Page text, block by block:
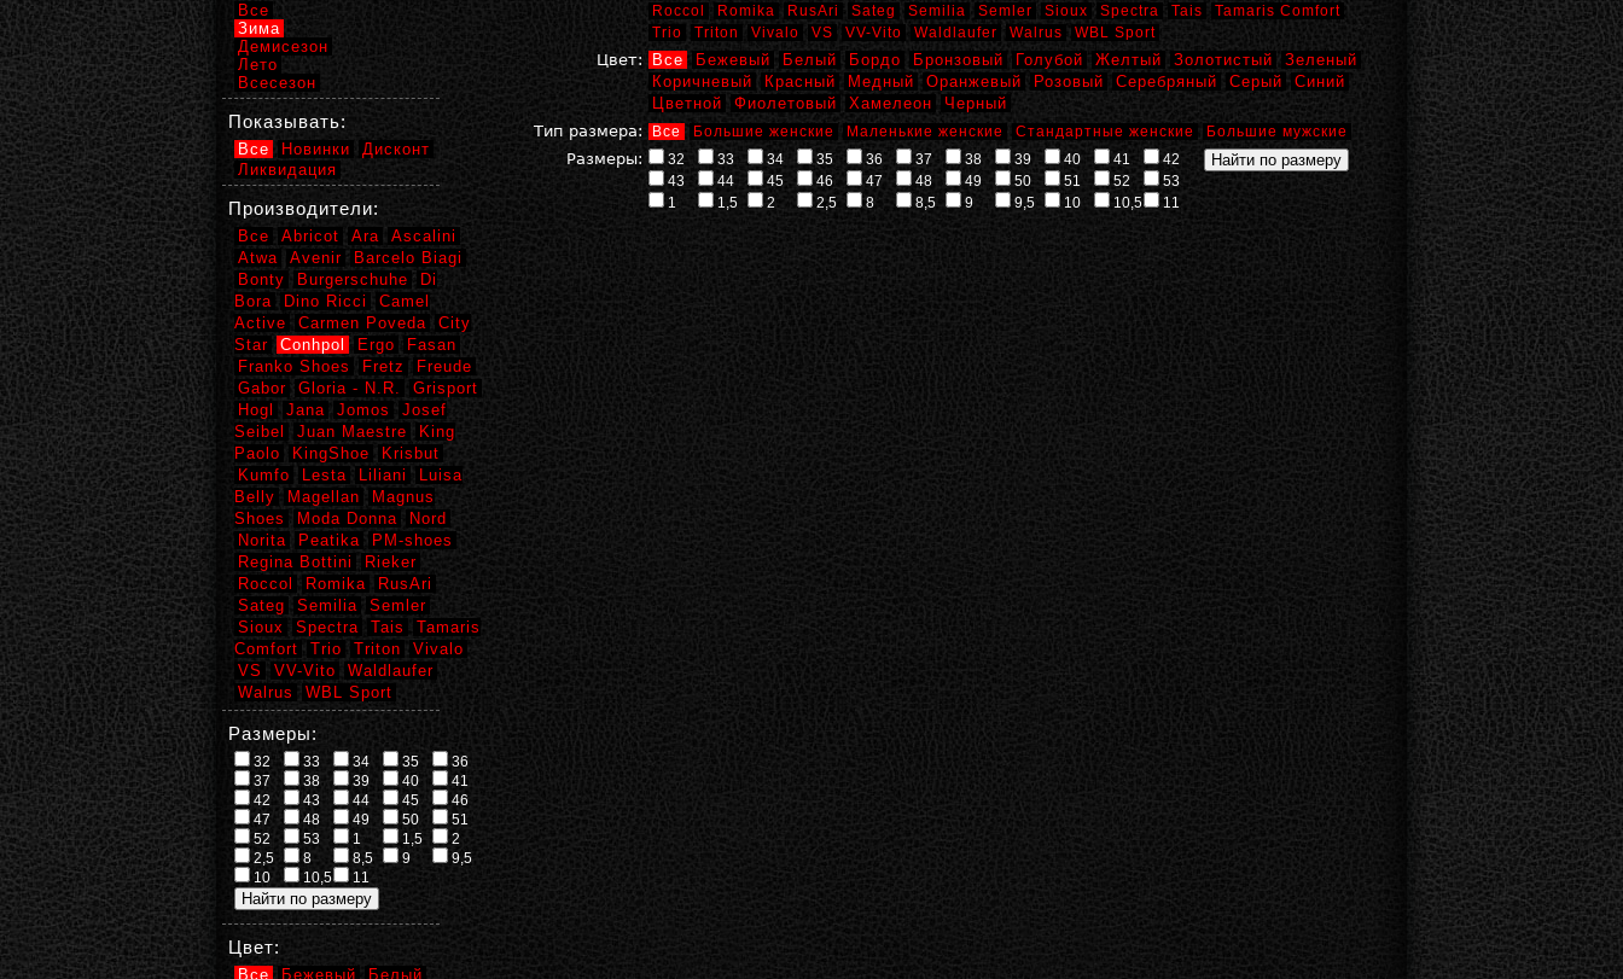
Roccol
Romika RusAri Sateg Semilia Semler Sioux Spectra Tais
Tamaris Comfort
Trio
Triton Vivalo VS VV-Vito Waldlaufer Walrus WBL Sport
Цвет: Все Бежевый Белый Бордо Бронзовый Голубой Желтый Золотистый
Зеленый
Коричневый
Красный Медный Оранжевый Розовый Серебряный Серый
Синий
Цветной
Фиолетовый Хамелеон
Черный
Тип размера:
Все Большие женские Маленькие женские Стандартные женские Большие мужские
Размеры: 32 33 34 35 36 37 38 39 40 41
42
43
44 45 46 47 48 49 50 51 52
53
1
1,5 2 2,5 8 8,5 9 9,5 10 10,5 11
Все
Зима
Демисезон
Лето
Всесезон
Показывать:
Все Новинки
Дисконт
Ликвидация
Производители:
Все Abricot Ara
Ascalini
Atwa
Avenir
Barcelo Biagi
Bonty
Burgerschuhe
Di
Bora
Dino Ricci
Camel
Active
Carmen Poveda
City
Star
Conhpol Ergo
Fasan
Franko Shoes
Fretz
Freude
Gabor
Gloria - N.R.
Grisport
Hogl
Jana Jomos
Josef
Seibel
Juan Maestre
King
Paolo
KingShoe
Krisbut
Kumfo
Lesta Liliani
Luisa
Belly
Magellan
Magnus
Shoes
Moda Donna
Nord
Norita
Peatika
PM-shoes
Regina Bottini
Rieker
Roccol
Romika
RusAri
Sateg
Semilia
Semler
Sioux
Spectra Tais
Tamaris
Comfort
Trio Triton
Vivalo
VS
VV-Vito
Waldlaufer
Walrus
WBL Sport
Размеры:
32 33 34 35
36
37
38 39 40
41
42
43 44 45
46
47
48 49 50
51
52
53 1 1,5
2
2,5
8 8,5 9
9,5
10
10,5 11
Цвет:
Все Бежевый
Белый